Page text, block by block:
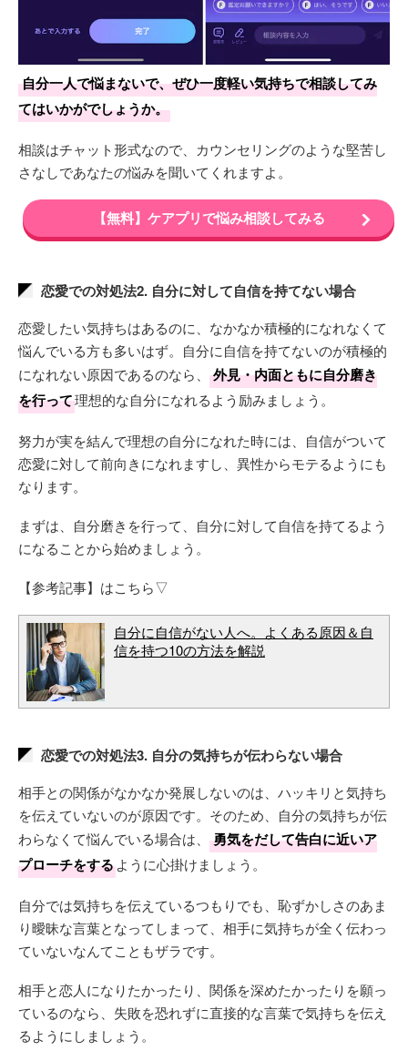
自分一人で悩まないで、ぜひ一度軽い気持ちで相談してみ
てはいかがでしょうか。
相談はチャット形式なので、カウンセリングのような堅苦し
さなしであなたの悩みを聞いてくれますよ。
【無料】ケアプリで悩み相談してみる
恋愛での対処法2. 自分に対して自信を持てない場合
恋愛したい気持ちはあるのに、なかなか積極的になれなくて
悩んでいる方も多いはず。自分に自信を持てないのが積極的
になれない原因であるのなら、
外見・内面ともに自分磨き
を行って理想的な自分になれるよう励みましょう。
努力が実を結んで理想の自分になれた時には、自信がついて
恋愛に対して前向きになれますし、異性からモテるようにも
なります。
まずは、自分磨きを行って、自分に対して自信を持てるよう
になることから始めましょう。
【参考記事】はこちら▽
自分に自信がない人へ。よくある原因＆自
信を持つ10の方法を解説
恋愛での対処法3. 自分の気持ちが伝わらない場合
相手との関係がなかなか発展しないのは、ハッキリと気持ち
を伝えていないのが原因です。そのため、自分の気持ちが伝
わらなくて悩んでいる場合は、
勇気をだして告白に近いア
プローチをするように心掛けましょう。
自分では気持ちを伝えているつもりでも、恥ずかしさのあま
り曖昧な言葉となってしまって、相手に気持ちが全く伝わっ
ていないなんてこともザラです。
相手と恋人になりたかったり、関係を深めたかったりを願っ
ているのなら、失敗を恐れずに直接的な言葉で気持ちを伝え
るようにしましょう。